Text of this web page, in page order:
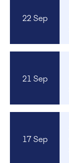
22 Sep
21 Sep
17 Sep